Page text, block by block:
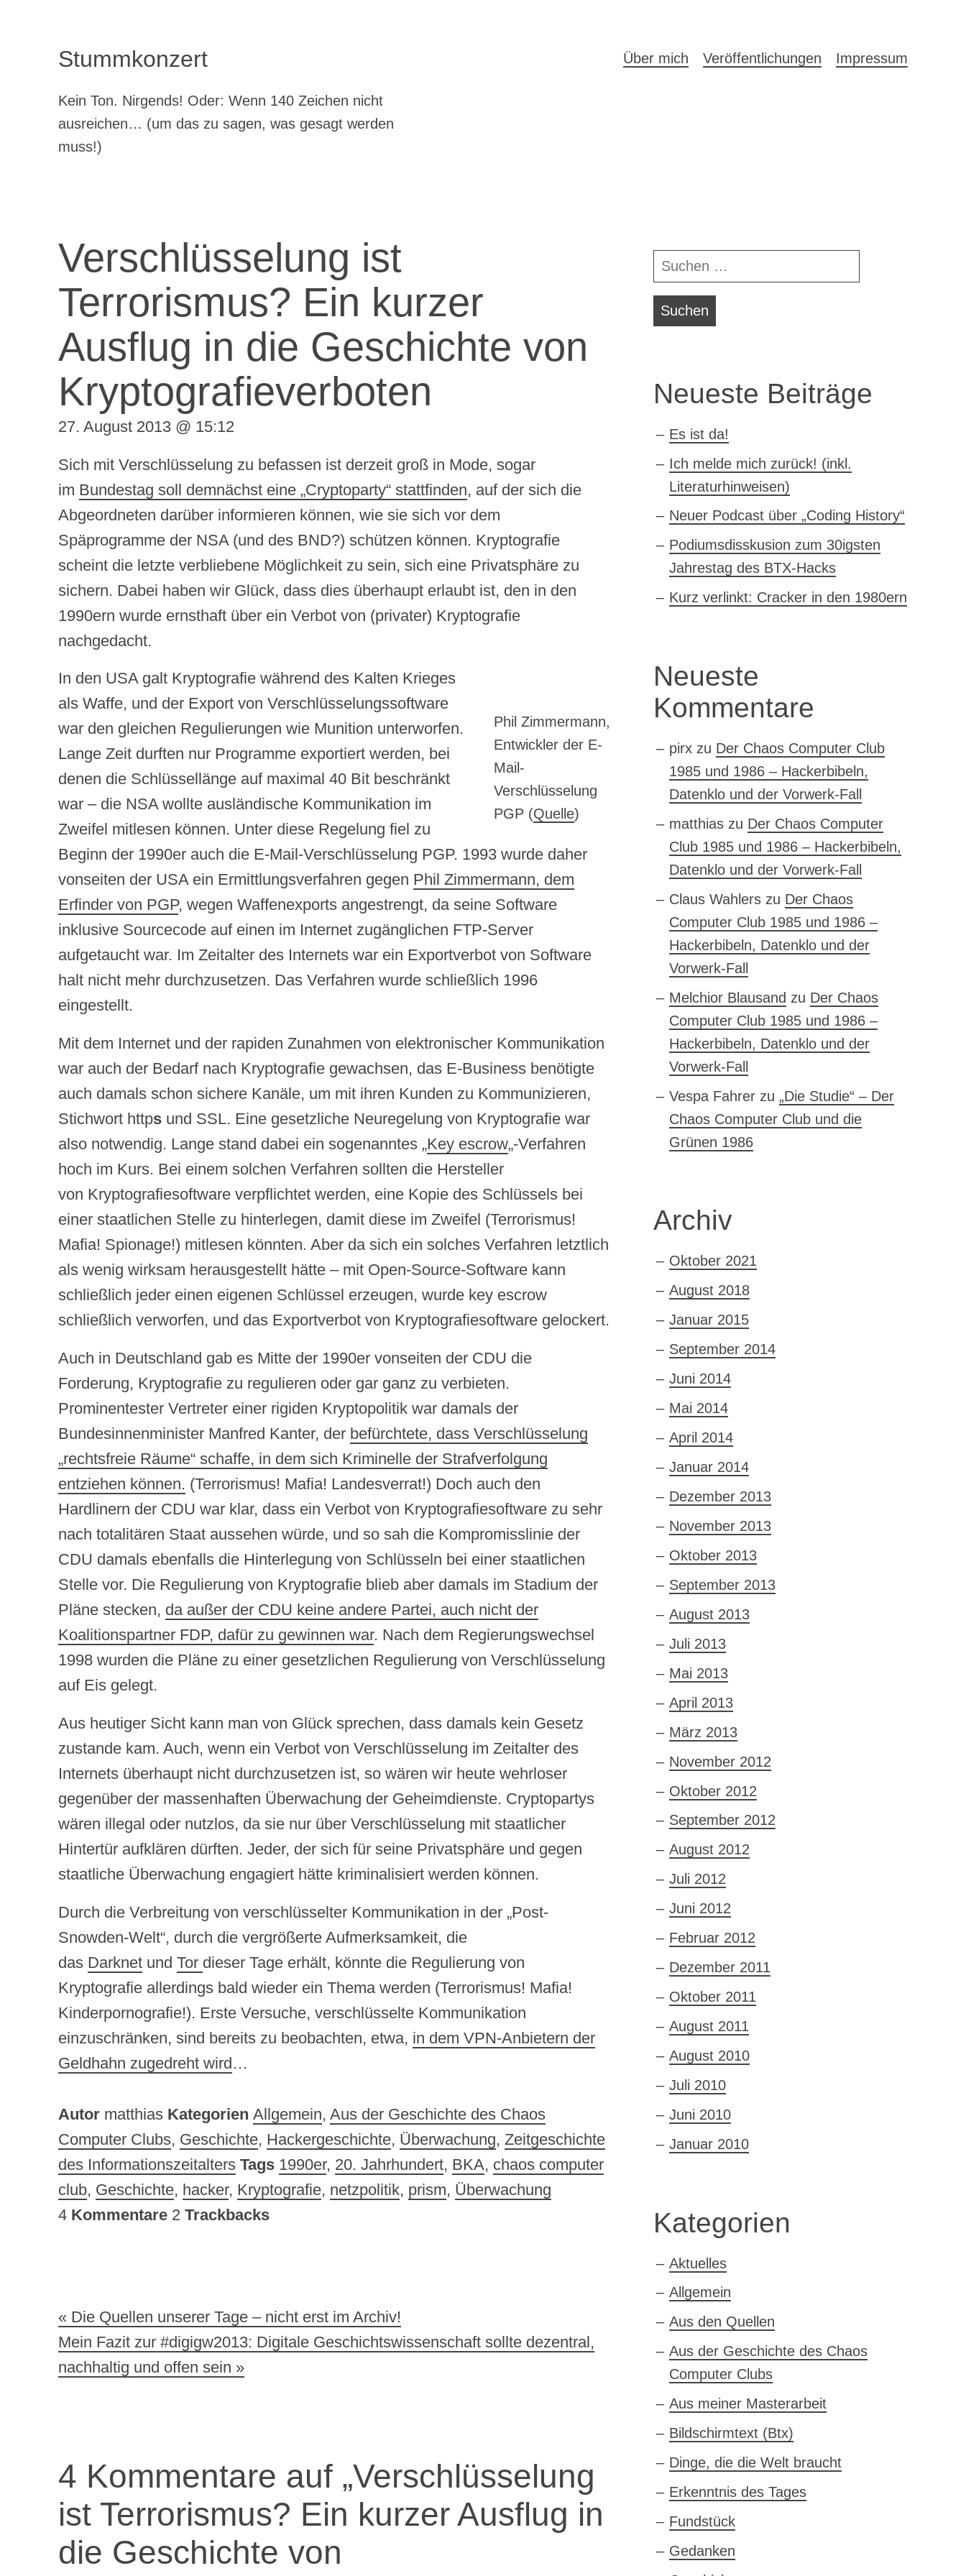
Stummkonzert
Kein Ton. Nirgends! Oder: Wenn 140 Zeichen nicht
ausreichen… (um das zu sagen, was gesagt werden
muss!)
Hauptnavigation
Über mich Veröffentlichungen Impressum
Verschlüsselung ist
Terrorismus? Ein kurzer
Ausflug in die Geschichte von
Kryptografieverboten
27. August 2013 @ 15:12
Sich mit Verschlüsselung zu befassen ist derzeit groß in Mode, sogar
im Bundestag soll demnächst eine „Cryptoparty“ stattfinden, auf der sich die
Abgeordneten darüber informieren können, wie sie sich vor dem
Späprogramme der NSA (und des BND?) schützen können. Kryptografie
scheint die letzte verbliebene Möglichkeit zu sein, sich eine Privatsphäre zu
sichern. Dabei haben wir Glück, dass dies überhaupt erlaubt ist, den in den
1990ern wurde ernsthaft über ein Verbot von (privater) Kryptografie
nachgedacht.
Phil Zimmermann,
Entwickler der E-
Mail-
Verschlüsselung
PGP (Quelle)
In den USA galt Kryptografie während des Kalten Krieges
als Waffe, und der Export von Verschlüsselungssoftware
war den gleichen Regulierungen wie Munition unterworfen.
Lange Zeit durften nur Programme exportiert werden, bei
denen die Schlüssellänge auf maximal 40 Bit beschränkt
war – die NSA wollte ausländische Kommunikation im
Zweifel mitlesen können. Unter diese Regelung fiel zu
Beginn der 1990er auch die E-Mail-Verschlüsselung PGP. 1993 wurde daher
vonseiten der USA ein Ermittlungsverfahren gegen Phil Zimmermann, dem
Erfinder von PGP, wegen Waffenexports angestrengt, da seine Software
inklusive Sourcecode auf einen im Internet zugänglichen FTP-Server
aufgetaucht war. Im Zeitalter des Internets war ein Exportverbot von Software
halt nicht mehr durchzusetzen. Das Verfahren wurde schließlich 1996
eingestellt.
Mit dem Internet und der rapiden Zunahmen von elektronischer Kommunikation
war auch der Bedarf nach Kryptografie gewachsen, das E-Business benötigte
auch damals schon sichere Kanäle, um mit ihren Kunden zu Kommunizieren,
Stichwort httpsund SSL. Eine gesetzliche Neuregelung von Kryptografie war
also notwendig. Lange stand dabei ein sogenanntes „Key escrow„-Verfahren
hoch im Kurs. Bei einem solchen Verfahren sollten die Hersteller
von Kryptografiesoftware verpflichtet werden, eine Kopie des Schlüssels bei
einer staatlichen Stelle zu hinterlegen, damit diese im Zweifel (Terrorismus!
Mafia! Spionage!) mitlesen könnten. Aber da sich ein solches Verfahren letztlich
als wenig wirksam herausgestellt hätte – mit Open-Source-Software kann
schließlich jeder einen eigenen Schlüssel erzeugen, wurde key escrow
schließlich verworfen, und das Exportverbot von Kryptografiesoftware gelockert.
Auch in Deutschland gab es Mitte der 1990er vonseiten der CDU die
Forderung, Kryptografie zu regulieren oder gar ganz zu verbieten.
Prominentester Vertreter einer rigiden Kryptopolitik war damals der
Bundesinnenminister Manfred Kanter, der befürchtete, dass Verschlüsselung
„rechtsfreie Räume“ schaffe, in dem sich Kriminelle der Strafverfolgung
entziehen können. (Terrorismus! Mafia! Landesverrat!) Doch auch den
Hardlinern der CDU war klar, dass ein Verbot von Kryptografiesoftware zu sehr
nach totalitären Staat aussehen würde, und so sah die Kompromisslinie der
CDU damals ebenfalls die Hinterlegung von Schlüsseln bei einer staatlichen
Stelle vor. Die Regulierung von Kryptografie blieb aber damals im Stadium der
Pläne stecken, da außer der CDU keine andere Partei, auch nicht der
Koalitionspartner FDP, dafür zu gewinnen war. Nach dem Regierungswechsel
1998 wurden die Pläne zu einer gesetzlichen Regulierung von Verschlüsselung
auf Eis gelegt.
Aus heutiger Sicht kann man von Glück sprechen, dass damals kein Gesetz
zustande kam. Auch, wenn ein Verbot von Verschlüsselung im Zeitalter des
Internets überhaupt nicht durchzusetzen ist, so wären wir heute wehrloser
gegenüber der massenhaften Überwachung der Geheimdienste. Cryptopartys
wären illegal oder nutzlos, da sie nur über Verschlüsselung mit staatlicher
Hintertür aufklären dürften. Jeder, der sich für seine Privatsphäre und gegen
staatliche Überwachung engagiert hätte kriminalisiert werden können.
Durch die Verbreitung von verschlüsselter Kommunikation in der „Post-
Snowden-Welt“, durch die vergrößerte Aufmerksamkeit, die
das Darknetund Tor dieser Tage erhält, könnte die Regulierung von
Kryptografie allerdings bald wieder ein Thema werden (Terrorismus! Mafia!
Kinderpornografie!). Erste Versuche, verschlüsselte Kommunikation
einzuschränken, sind bereits zu beobachten, etwa, in dem VPN-Anbietern der
Geldhahn zugedreht wird…
Autor matthias Kategorien Allgemein, Aus der Geschichte des Chaos
Computer Clubs, Geschichte, Hackergeschichte, Überwachung, Zeitgeschichte
des Informationszeitalters Tags 1990er, 20. Jahrhundert, BKA, chaos computer
club, Geschichte, hacker, Kryptografie, netzpolitik, prism, Überwachung
4Kommentare 2 Trackbacks
Beitragsnavigation
Die Quellen unserer Tage – nicht erst im Archiv!
Mein Fazit zur #digigw2013: Digitale Geschichtswissenschaft sollte dezentral,
nachhaltig und offen sein
4 Kommentare auf „Verschlüsselung
ist Terrorismus? Ein kurzer Ausflug in
die Geschichte von
Navigationsleiste
Suchen
nach:
Neueste Beiträge
Es ist da!
Ich melde mich zurück! (inkl.
Literaturhinweisen)
Neuer Podcast über „Coding History“
Podiumsdisskusion zum 30igsten
Jahrestag des BTX-Hacks
Kurz verlinkt: Cracker in den 1980ern
Neueste
Kommentare
pirxzu Der Chaos Computer Club
1985 und 1986 – Hackerbibeln,
Datenklo und der Vorwerk-Fall
matthiaszu Der Chaos Computer
Club 1985 und 1986 – Hackerbibeln,
Datenklo und der Vorwerk-Fall
Claus Wahlerszu Der Chaos
Computer Club 1985 und 1986 –
Hackerbibeln, Datenklo und der
Vorwerk-Fall
Melchior Blausand zu Der Chaos
Computer Club 1985 und 1986 –
Hackerbibeln, Datenklo und der
Vorwerk-Fall
Vespa Fahrerzu „Die Studie“ – Der
Chaos Computer Club und die
Grünen 1986
Archiv
Oktober 2021
August 2018
Januar 2015
September 2014
Juni 2014
Mai 2014
April 2014
Januar 2014
Dezember 2013
November 2013
Oktober 2013
September 2013
August 2013
Juli 2013
Mai 2013
April 2013
März 2013
November 2012
Oktober 2012
September 2012
August 2012
Juli 2012
Juni 2012
Februar 2012
Dezember 2011
Oktober 2011
August 2011
August 2010
Juli 2010
Juni 2010
Januar 2010
Kategorien
Aktuelles
Allgemein
Aus den Quellen
Aus der Geschichte des Chaos
Computer Clubs
Aus meiner Masterarbeit
Bildschirmtext (Btx)
Dinge, die die Welt braucht
Erkenntnis des Tages
Fundstück
Gedanken